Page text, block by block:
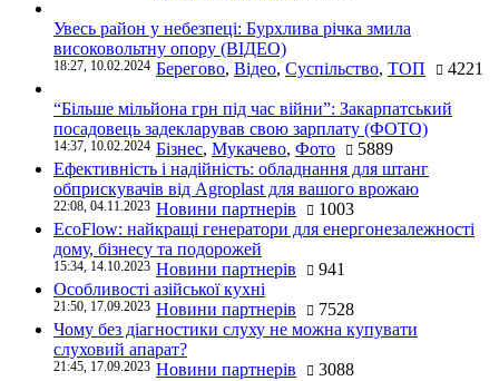
Увесь район у небезпеці: Бурхлива річка змила
високовольтну опору (ВІДЕО)
18:27, 10.02.2024 Берегово, Відео, Суспільство, ТОП 4221
“Більше мільйона грн під час війни”: Закарпатський
посадовець задекларував свою зарплату (ФОТО)
14:37, 10.02.2024 Бізнес, Мукачево, Фото
5889
Ефективність і надійність: обладнання для штанг
обприскувачів від Agroplast для вашого врожаю
22:08, 04.11.2023 Новини партнерів
1003
EcoFlow: найкращі генератори для енергонезалежності
дому, бізнесу та подорожей
15:34, 14.10.2023 Новини партнерів
941
Особливості азійської кухні
21:50, 17.09.2023 Новини партнерів
7528
Чому без діагностики слуху не можна купувати
слуховий апарат?
21:45, 17.09.2023 Новини партнерів 3088